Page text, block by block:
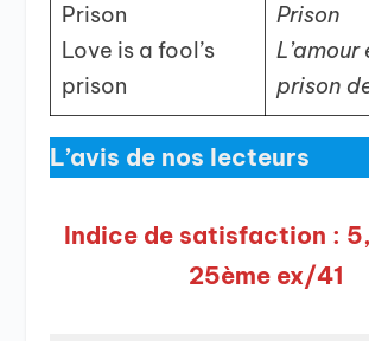
Prison
Love is a fool’s
prison
Prison
L’amour
prison
L’avis de nos lecteurs
Indice de satisfaction :
25ème ex/41